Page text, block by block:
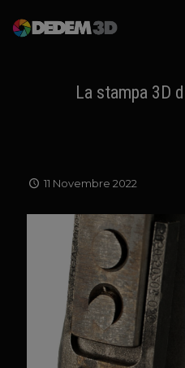
Prodotti
Assistenza
Contatti
Newsletter
La stampa 3D
11 Novembre 2022